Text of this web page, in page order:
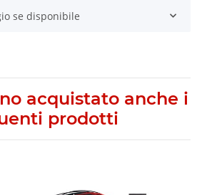
se disponibile
acquistato anche i
prodotti